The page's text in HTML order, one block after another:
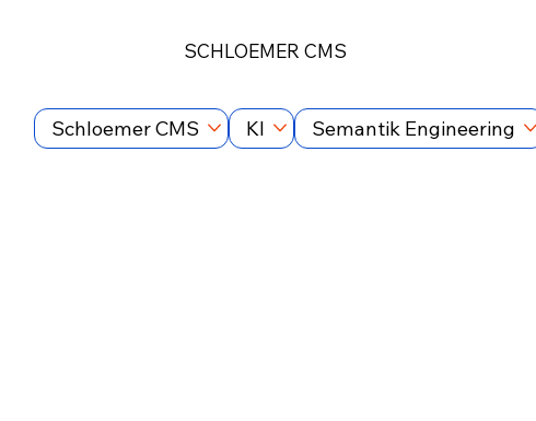
SCHLOEMER CMS
Schloemer CMS KI Semantik Engineering